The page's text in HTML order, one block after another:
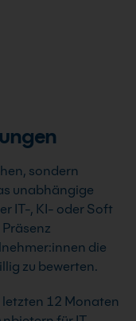
sondern
unabhängige
IT-, KI- oder Soft
die
zu bewerten.
12 Monaten